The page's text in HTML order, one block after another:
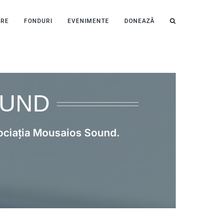
FONDURI EVENIMENTE DONEAZĂ
Mousaios Sound.